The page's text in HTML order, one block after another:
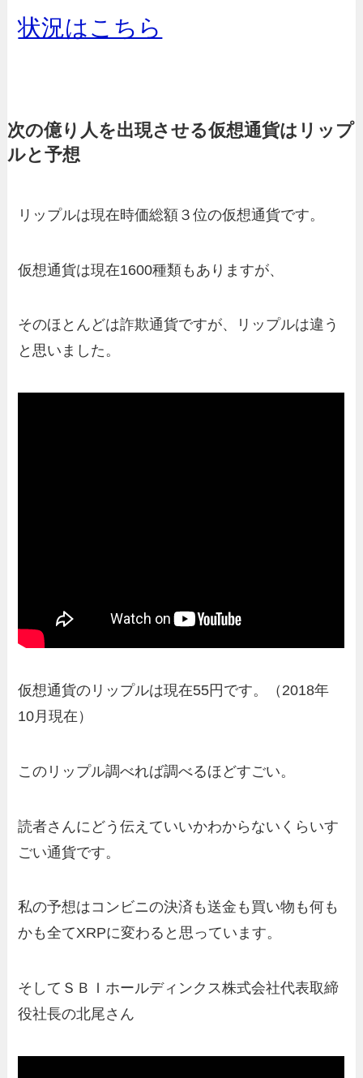
状況はこちら
次の億り人を出現させる仮想通貨はリップ
ルと予想
リップルは現在時価総額３位の仮想通貨です。
仮想通貨は現在1600種類もありますが、
そのほとんどは詐欺通貨ですが、リップルは違う
と思いました。
仮想通貨のリップルは現在55円です。（2018年
10月現在）
このリップル調べれば調べるほどすごい。
読者さんにどう伝えていいかわからないくらいす
ごい通貨です。
私の予想はコンビニの決済も送金も買い物も何も
かも全てXRPに変わると思っています。
そしてＳＢＩホールディンクス株式会社代表取締
役社長の北尾さん